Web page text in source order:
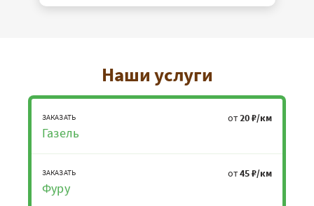
Наши услуги
ЗАКАЗАТЬ
Газель
от20 ₽/км
ЗАКАЗАТЬ
Фуру
от45 ₽/км